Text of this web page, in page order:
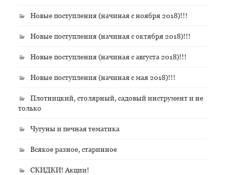
Новые поступления (начиная с ноября 2018)!!!
Новые поступления (начиная с октября 2018)!!!
Новые поступления (начиная с августа 2018)!!!
Новые поступления (начиная с мая 2018)!!!
Плотницкий, столярный, садовый инструмент и не
только
Чугуны и печная тематика
Всякое разное, старинное
СКИДКИ! Акции!